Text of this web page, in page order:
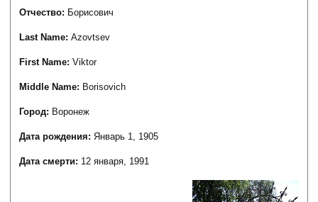
Отчество: Борисович
Last Name:Azovtsev
First Name:Viktor
Middle Name: Borisovich
Город: Воронеж
Дата рождения:Январь 1, 1905
Дата смерти: 12 января, 1991